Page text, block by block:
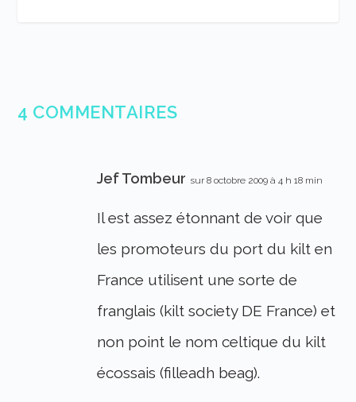
4 COMMENTAIRES
Jef Tombeur sur 8 octobre 2009 à 4 h 18 min
Il est assez étonnant de voir que
les promoteurs du port du kilt en
France utilisent une sorte de
franglais (kilt society DE France) et
non point le nom celtique du kilt
écossais (filleadh beag).